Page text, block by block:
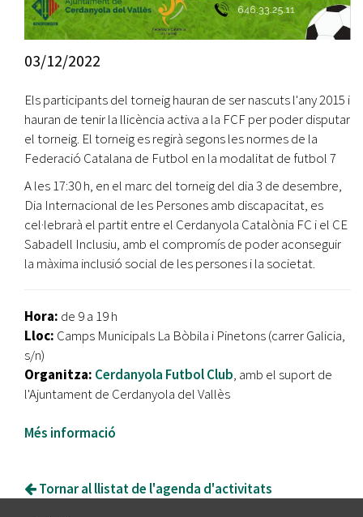
03/12/2022
Els participants del torneig hauran de ser nascuts l'any 2015 i
hauran de tenir la llicència activa a la FCF per poder disputar
el torneig. El torneig es regirà segons les normes de la
Federació Catalana de Futbol en la modalitat de futbol 7
A les 17:30 h, en el marc del torneig del dia 3 de desembre,
Dia Internacional de les Persones amb discapacitat, es
cel·lebrarà el partit entre el Cerdanyola Catalònia FC i el CE
Sabadell Inclusiu, amb el compromís de poder aconseguir
la màxima inclusió social de les persones i la societat.
Hora: de 9 a 19 h
Lloc: Camps Municipals La Bòbila i Pinetons (carrer Galicia,
s/n)
Organitza: Cerdanyola Futbol Club, amb el suport de
l'Ajuntament de Cerdanyola del Vallès
Més informació
Tornar al llistat de l'agenda d'activitats